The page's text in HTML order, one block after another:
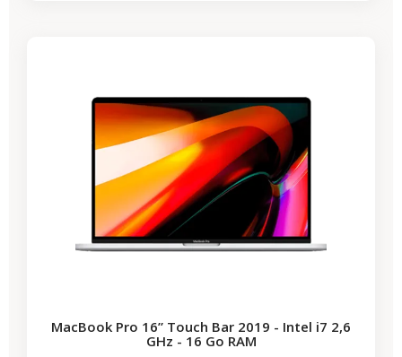
MacBook Pro 16” Touch Bar 2019 - Intel i7 2,6
GHz - 16 Go RAM